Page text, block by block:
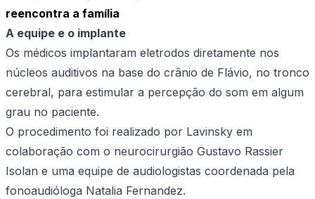
reencontra a família
A equipe e o implante
Os médicos implantaram eletrodos diretamente nos
núcleos auditivos na base do crânio de Flávio, no tronco
cerebral, para estimular a percepção do som em algum
grau no paciente.
O procedimento foi realizado por Lavinsky em
colaboração com o neurocirurgião Gustavo Rassier
Isolan e uma equipe de audiologistas coordenada pela
fonoaudióloga Natalia Fernandez.